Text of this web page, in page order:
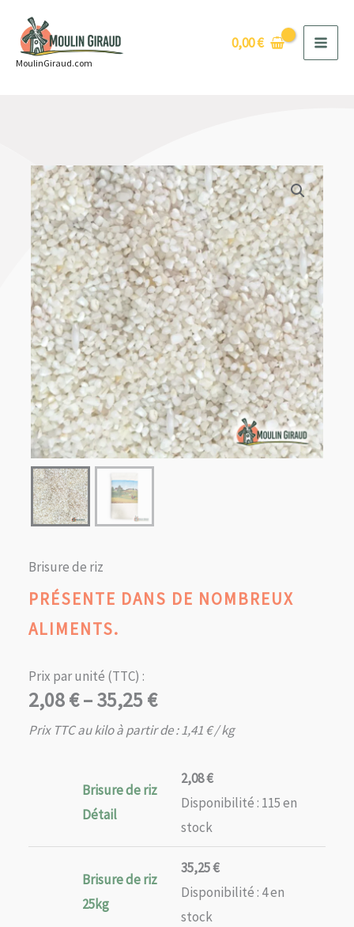
contenu
MoulinGiraud.com
0,00€
Brisure de riz
PRÉSENTE DANS DE NOMBREUX
ALIMENTS.
Prix par unité (TTC) :
2,08€–35,25€
Plage
de
35,25 €
Prix TTC au kilo à partir de :1,41€/ kg
Brisure de riz
Détail
2,08€
Disponibilité : 115 en
stock
Brisure de riz
25kg
35,25€
Disponibilité : 4 en
stock